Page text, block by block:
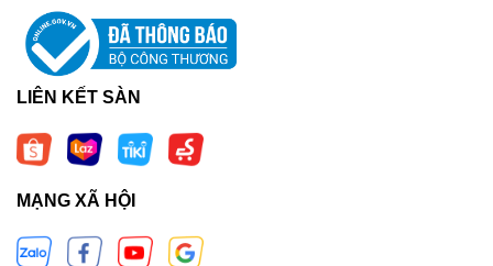
LIÊN KẾT SÀN
MẠNG XÃ HỘI